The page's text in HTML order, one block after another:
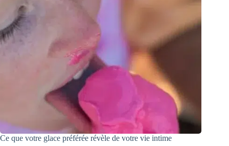
Ce que votre glace préférée révèle de votre vie intime